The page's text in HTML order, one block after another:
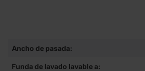
Ancho de pasada:
Funda de lavado lavable a: